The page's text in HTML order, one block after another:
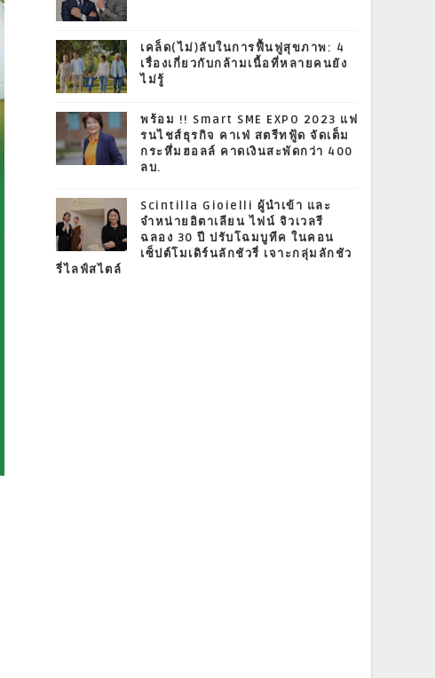
เคล็ด(ไม่)ลับในการฟื้นฟูสุขภาพ: 4
เรื่องเกี่ยวกับกล้ามเนื้อที่หลายคนยัง
ไม่รู้
พร้อม !! Smart SME EXPO 2023 แฟ
รนไชส์ธุรกิจ คาเฟ่ สตรีทฟู้ด จัดเต็ม
กระหึ่มฮอลล์ คาดเงินสะพัดกว่า 400
ลบ.
Scintilla Gioielli ผู้นำเข้า และ
จำหน่ายอิตาเลียน ไฟน์ จิวเวลรี
ฉลอง 30 ปี ปรับโฉมบูทีค ในคอน
เซ็ปต์โมเดิร์นลักชัวรี่ เจาะกลุ่มลักชัว
รี่ไลฟ์สไตล์